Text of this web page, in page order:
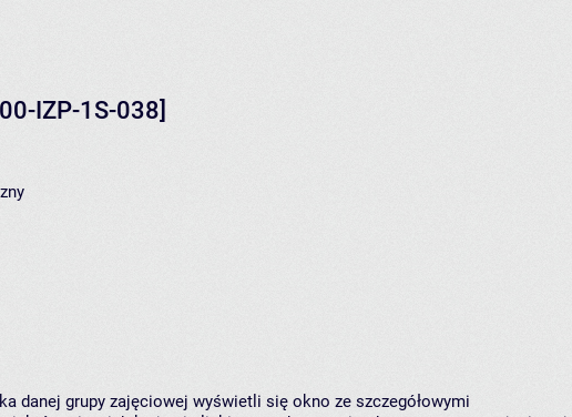
IZP-1S-038]
danej grupy zajęciowej wyświetli się okno ze szczegółowymi